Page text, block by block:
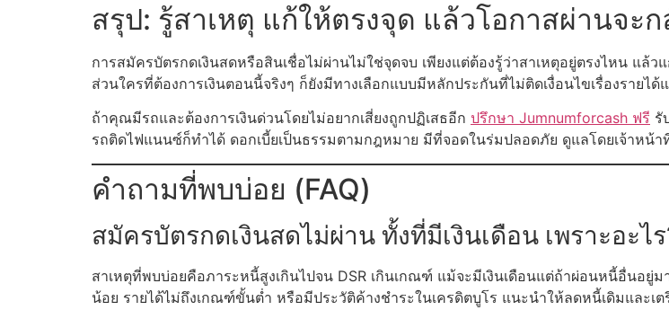
สรุป: รู้สาเหตุ แก้ให้ตรงจุด แล้วโอกาสผ่านจะ
การสมัครบัตรกดเงินสดหรือสินเชื่อไม่ผ่านไม่ใช่จุดจบ เพียงแต่ต้องรู้ว่าสาเหตุอยู่ตรงไหน แล้
ส่วนใครที่ต้องการเงินตอนนี้จริงๆ ก็ยังมีทางเลือกแบบมีหลักประกันที่ไม่ติดเงื่อนไขเรื่องรายได้
ถ้าคุณมีรถและต้องการเงินด่วนโดยไม่อยากเสี่ยงถูกปฏิเสธอีก ปรึกษา Jumnumforcash ฟรี รั
รถติดไฟแนนซ์ก็ทำได้ ดอกเบี้ยเป็นธรรมตามกฎหมาย มีที่จอดในร่มปลอดภัย ดูแลโดยเจ้าหน้
คำถามที่พบบ่อย (FAQ)
สมัครบัตรกดเงินสดไม่ผ่าน ทั้งที่มีเงินเดือน เพราะอะไ
สาเหตุที่พบบ่อยคือภาระหนี้สูงเกินไปจน DSR เกินเกณฑ์ แม้จะมีเงินเดือนแต่ถ้าผ่อนหนี้อื่นอยู่
น้อย รายได้ไม่ถึงเกณฑ์ขั้นต่ำ หรือมีประวัติค้างชำระในเครดิตบูโร แนะนำให้ลดหนี้เดิมและเ